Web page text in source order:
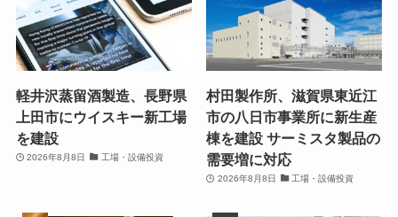
軽井沢蒸留酒製造、長野県
上田市にウイスキー新工場
を建設
2026年8月8日 工場・設備投資
村田製作所、滋賀県東近江
市の八日市事業所に新生産
棟を建設 サーミスタ製品の
需要増に対応
2026年8月8日 工場・設備投資